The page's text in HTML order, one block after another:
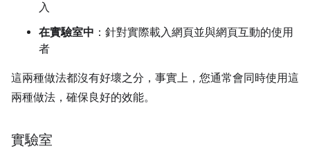
入
在實驗室中 ：針對實際載入網頁並與網頁互動的使用
者
這兩種做法都沒有好壞之分，事實上，您通常會同時使用這
兩種做法，確保良好的效能。
實驗室